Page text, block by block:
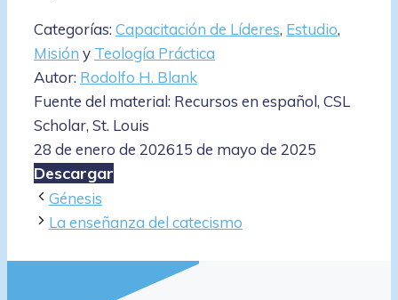
Categorías:Capacitación de Líderes, Estudio,
Misión y Teología Práctica
Autor: Rodolfo H. Blank
Fuente del material: Recursos en español, CSL
Scholar, St. Louis
28 de enero de 202615 de mayo de 2025
Descargar
Génesis
La enseñanza del catecismo